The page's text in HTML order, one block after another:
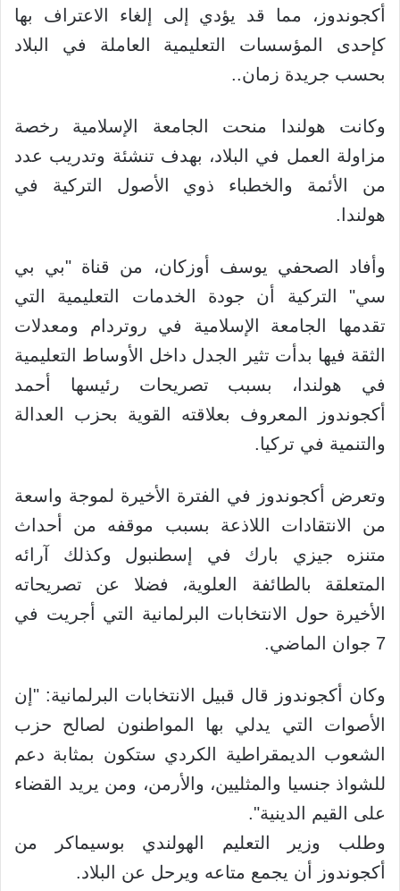
أكجوندوز، مما قد يؤدي إلى إلغاء الاعتراف بها
كإحدى المؤسسات التعليمية العاملة في البلاد
بحسب جريدة زمان..
وكانت هولندا منحت الجامعة الإسلامية رخصة
مزاولة العمل في البلاد، بهدف تنشئة وتدريب عدد
من الأئمة والخطباء ذوي الأصول التركية في
هولندا.
وأفاد الصحفي يوسف أوزكان، من قناة "بي بي
سي" التركية أن جودة الخدمات التعليمية التي
تقدمها الجامعة الإسلامية في روتردام ومعدلات
الثقة فيها بدأت تثير الجدل داخل الأوساط التعليمية
في هولندا، بسبب تصريحات رئيسها أحمد
أكجوندوز المعروف بعلاقته القوية بحزب العدالة
والتنمية في تركيا.
وتعرض أكجوندوز في الفترة الأخيرة لموجة واسعة
من الانتقادات اللاذعة بسبب موقفه من أحداث
متنزه جيزي بارك في إسطنبول وكذلك آرائه
المتعلقة بالطائفة العلوية، فضلا عن تصريحاته
الأخيرة حول الانتخابات البرلمانية التي أجريت في
7 جوان الماضي.
وكان أكجوندوز قال قبيل الانتخابات البرلمانية: "إن
الأصوات التي يدلي بها المواطنون لصالح حزب
الشعوب الديمقراطية الكردي ستكون بمثابة دعم
للشواذ جنسيا والمثليين، والأرمن، ومن يريد القضاء
على القيم الدينية".
وطلب وزير التعليم الهولندي بوسيماكر من
أكجوندوز أن يجمع متاعه ويرحل عن البلاد.